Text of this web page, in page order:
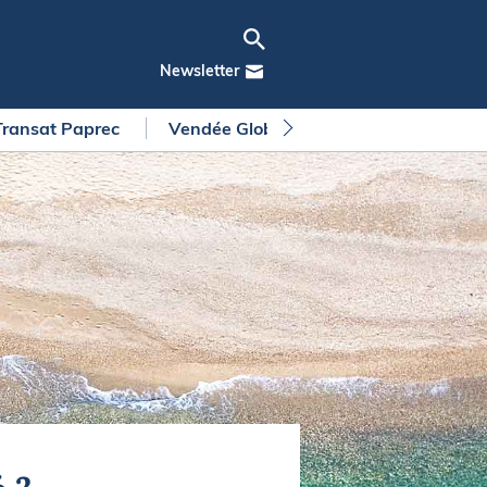
Newsletter
Paprec Vendée Globe